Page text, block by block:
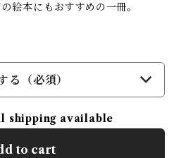
絵本にもおすすめの一冊。
る（必須）
shipping available
to cart